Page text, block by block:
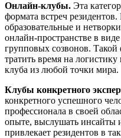
Онлайн-клубы. Эта
формата встреч
образовательные и
онлайн-пространстве в
групповых созвонов.
тратить время на
клуба из любой точки мира.
Клубы конкретного
конкретного успешного
профессионала в своей
опыте, выслушать инсайты
привлекает резидентов в